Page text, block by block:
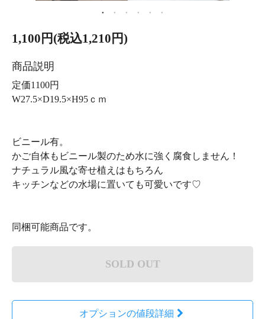
1,100円(税込1,210円)
商品説明
定価1100円
W27.5×D19.5×H95ｃｍ
ビニール有。
かご自体もビニール製のため水に強く腐食しません！
ナチュラル風な寄せ植えはもちろん
キッチンなどの水場に置いても可愛いです♡
同梱可能商品です。
SOLD OUT
オプションの値段詳細